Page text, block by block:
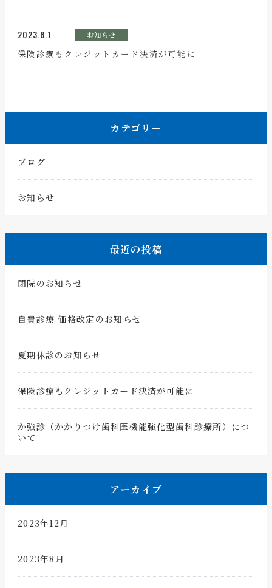
2023.8.1 お知らせ
保険診療もクレジットカード決済が可能に
カテゴリー
ブログ
お知らせ
最近の投稿
閉院のお知らせ
自費診療 価格改定のお知らせ
夏期休診のお知らせ
保険診療もクレジットカード決済が可能に
か強診（かかりつけ歯科医機能強化型歯科診療所）につ
いて
アーカイブ
2023年12月
2023年8月